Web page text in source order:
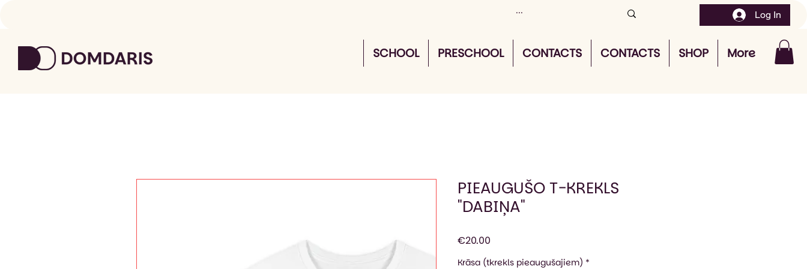
SCHOOL PRESCHOOL CONTACTS CONTACTS SHOP More
Log In
PIEAUGUŠO T-KREKLS
"DABIŅA"
€20.00
Krāsa (tkrekls pieaugušajiem) *